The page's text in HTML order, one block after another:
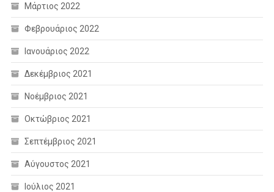
Μάρτιος 2022
Φεβρουάριος 2022
Ιανουάριος 2022
Δεκέμβριος 2021
Νοέμβριος 2021
Οκτώβριος 2021
Σεπτέμβριος 2021
Αύγουστος 2021
Ιούλιος 2021